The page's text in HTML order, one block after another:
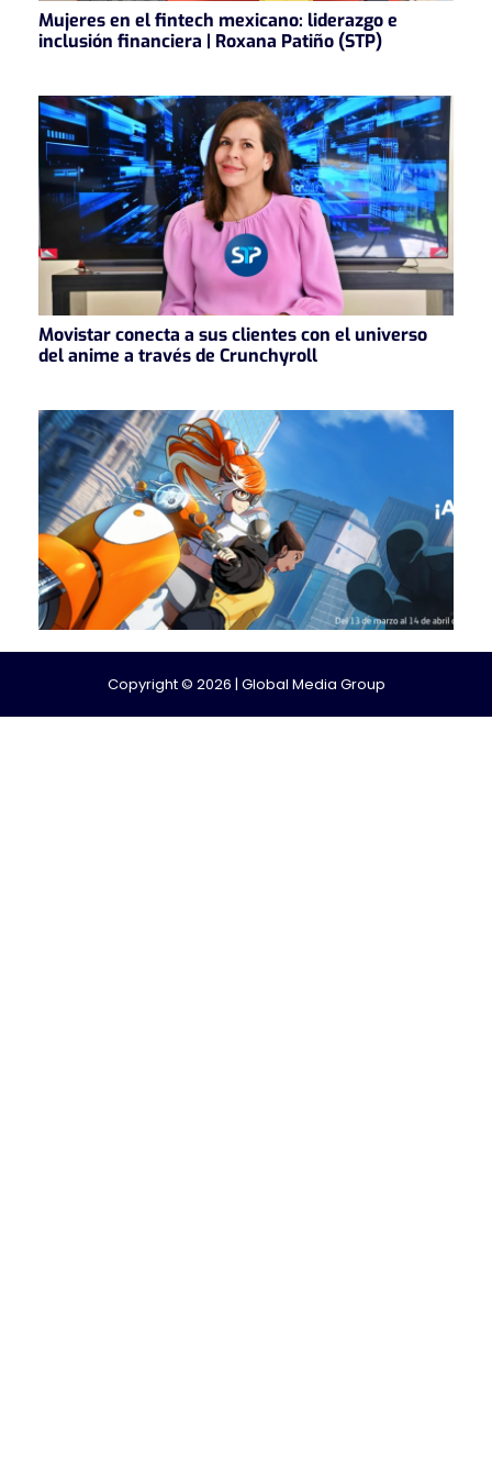
Mujeres en el fintech mexicano: liderazgo e
inclusión financiera | Roxana Patiño (STP)
Movistar conecta a sus clientes con el universo
del anime a través de Crunchyroll